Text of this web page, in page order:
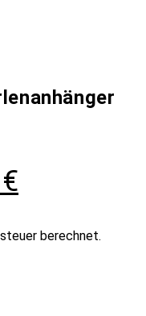
€
ist:berechnet.